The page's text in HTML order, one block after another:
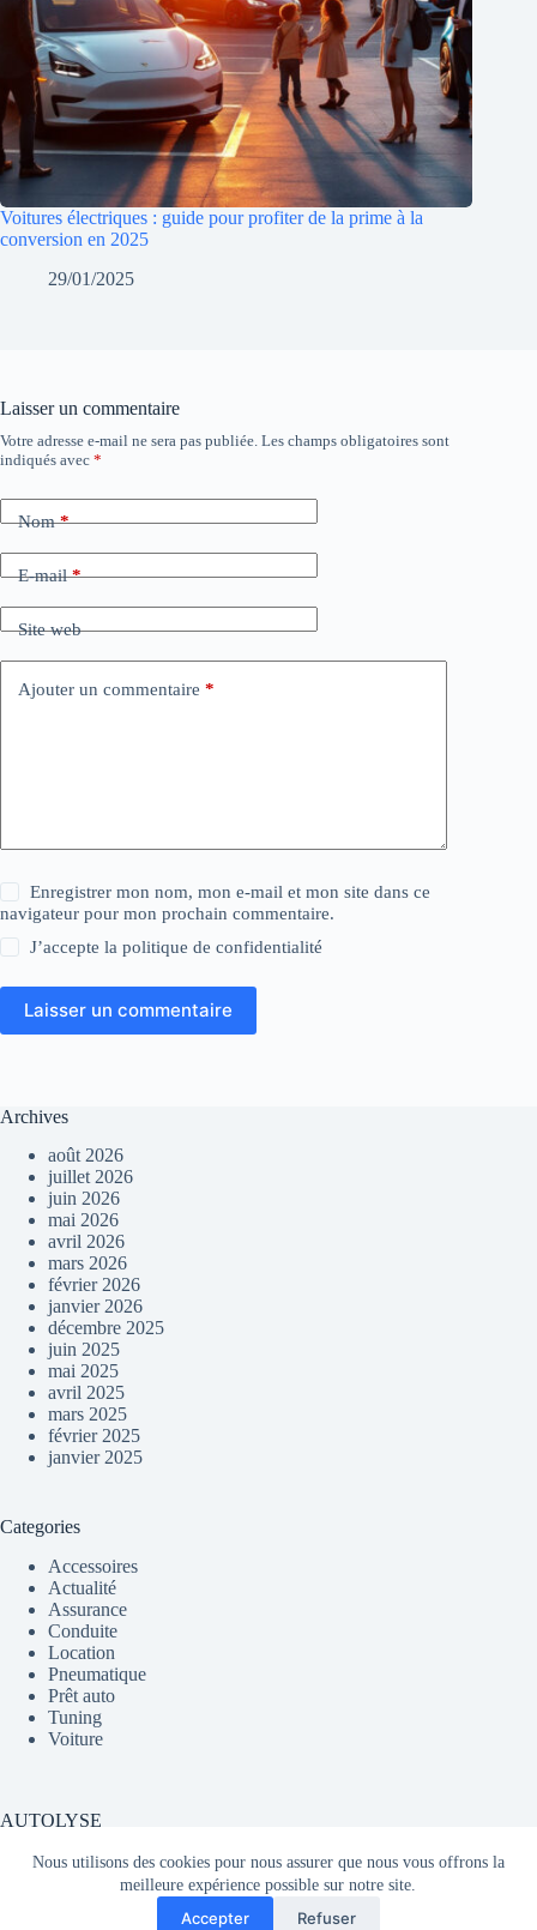
Nous utilisons des cookies pour nous assurer que nous vous offrons la
meilleure expérience possible sur notre site.
Accepter Refuser
Voitures électriques : guide pour profiter de la prime à la
conversion en 2025
29/01/2025
Laisser un commentaire
Votre adresse e-mail ne sera pas publiée. Les champs obligatoires sont
indiqués avec *
Nom*
E-mail*
Site web
Ajouter un commentaire *
Enregistrer mon nom, mon e-mail et mon site dans ce
navigateur pour mon prochain commentaire.
J’accepte lapolitique de confidentialité
Laisser un commentaire
Archives
août 2026
juillet 2026
juin 2026
mai 2026
avril 2026
mars 2026
février 2026
janvier 2026
décembre 2025
juin 2025
mai 2025
avril 2025
mars 2025
février 2025
janvier 2025
Categories
Accessoires
Actualité
Assurance
Conduite
Location
Pneumatique
Prêt auto
Tuning
Voiture
AUTOLYSE
Média partageant du contenu sur l'actualité automobile en